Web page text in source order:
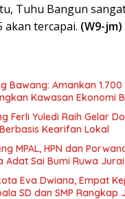
Tuhu Bangun
akan tercapai. (W9-jm)
Bawang: Amankan
Kawasan Ekonomi
Ferli Yuledi Raih Gelar
Kearifan Lokal
MPAL, HPN dan
Adat Sai Bumi Ruwa Jurai
Eva Dwiana, Empat
SD dan SMP Rangkap